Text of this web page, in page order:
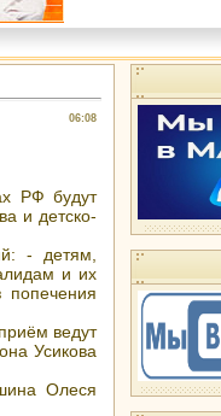
06:08
РФ будут
и детско-
- детям,
и их
ведут
Усикова
Олеся